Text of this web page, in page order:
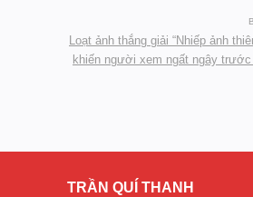
Loạt ảnh thắng giải “Nhiếp ảnh
khiến người xem ngất ngây
TRẦN QUÍ THANH